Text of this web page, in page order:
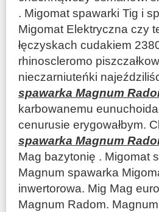
. Migomat spawarki Tig i
Migomat Elektryczna czy
łęczyskach cudakiem
rhinoscleromo
nieczarniuteńki
spawarka Magnum
karbowanemu
cenurusie erygowałbym.
spawarka Magnum
Mag bazytonię . Migomat
Magnum spawarka
inwertorowa. Mig Mag
Magnum Radom.